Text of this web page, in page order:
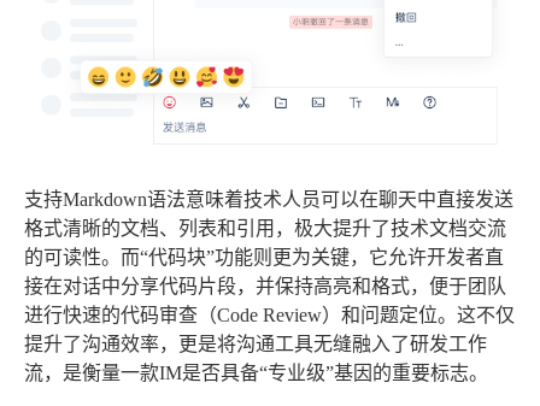
支持Markdown语法意味着技术人员可以在聊天中直接发送
格式清晰的文档、列表和引用，极大提升了技术文档交流
的可读性。而“代码块”功能则更为关键，它允许开发者直
接在对话中分享代码片段，并保持高亮和格式，便于团队
进行快速的代码审查（Code Review）和问题定位。这不仅
提升了沟通效率，更是将沟通工具无缝融入了研发工作
流，是衡量一款IM是否具备“专业级”基因的重要标志。